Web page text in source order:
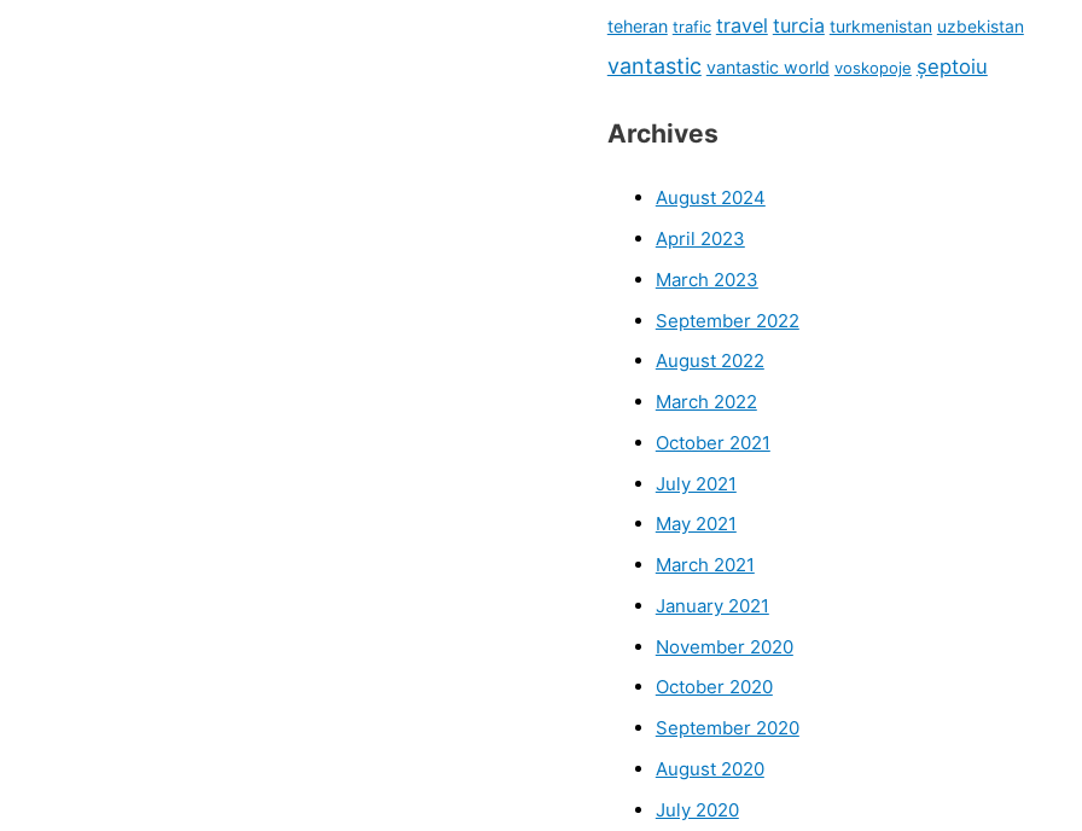
teheran trafic travel turcia turkmenistan uzbekistan
vantastic vantastic world voskopoje șeptoiu
Archives
August 2024
April 2023
March 2023
September 2022
August 2022
March 2022
October 2021
July 2021
May 2021
March 2021
January 2021
November 2020
October 2020
September 2020
August 2020
July 2020